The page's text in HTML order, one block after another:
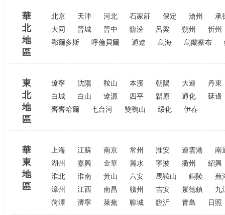
華
北
地
區
北京 天津 河北 石家莊 保定 滄州
承
大同
晉城 晉中 臨汾 呂梁 朔州
忻州
鄂爾多斯
呼倫貝爾 通遼 烏海 烏蘭察布
東
北
地
區
遼寧 沈陽 鞍山 本溪 朝陽 大連
丹東
白城
白山 遼源 四平 鬆原 通化
延邊
齊齊哈爾
七台河 雙鴨山 綏化 伊春
華
東
地
區
上海 江蘇 南京 常州 淮安 連雲港
南
湖州
嘉興 金華 麗水 寧波 衢州
紹興
淮北
淮南 黃山 六安 馬鞍山 銅陵
蕪
漳州
江西 南昌 贛州 吉安 景德鎮
九
菏澤
濟寧 萊蕪 聊城 臨沂 青島 日照